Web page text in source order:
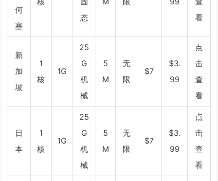
何
塞
态
看
新
加
坡
1
核
1G
25
G
机
械
5
M
无
限
$7
$3.
99
点
击
查
看
日
本
1
核
1G
25
G
机
械
5
M
无
限
$7
$3.
99
点
击
查
看